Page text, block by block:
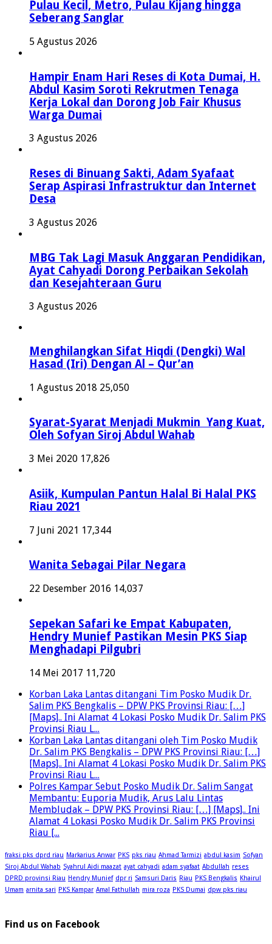
Pulau Kecil, Metro, Pulau Kijang hingga
Seberang Sanglar
5 Agustus 2026
Hampir Enam Hari Reses di Kota Dumai, H.
Abdul Kasim Soroti Rekrutmen Tenaga
Kerja Lokal dan Dorong Job Fair Khusus
Warga Dumai
3 Agustus 2026
Reses di Binuang Sakti, Adam Syafaat
Serap Aspirasi Infrastruktur dan Internet
Desa
3 Agustus 2026
MBG Tak Lagi Masuk Anggaran Pendidikan,
Ayat Cahyadi Dorong Perbaikan Sekolah
dan Kesejahteraan Guru
3 Agustus 2026
Menghilangkan Sifat Hiqdi (Dengki) Wal
Hasad (Iri) Dengan Al – Qur’an
1 Agustus 2018 25,050
Syarat-Syarat Menjadi Mukmin Yang Kuat,
Oleh Sofyan Siroj Abdul Wahab
3 Mei 2020 17,826
Asiik, Kumpulan Pantun Halal Bi Halal PKS
Riau 2021
7 Juni 2021 17,344
Wanita Sebagai Pilar Negara
22 Desember 2016 14,037
Sepekan Safari ke Empat Kabupaten,
Hendry Munief Pastikan Mesin PKS Siap
Menghadapi Pilgubri
14 Mei 2017 11,720
Korban Laka Lantas ditangani Tim Posko Mudik Dr.
Salim PKS Bengkalis – DPW PKS Provinsi Riau: […]
[Maps].. Ini Alamat 4 Lokasi Posko Mudik Dr. Salim PKS
Provinsi Riau L...
Korban Laka Lantas ditangani oleh Tim Posko Mudik
Dr. Salim PKS Bengkalis – DPW PKS Provinsi Riau: […]
[Maps].. Ini Alamat 4 Lokasi Posko Mudik Dr. Salim PKS
Provinsi Riau L...
Polres Kampar Sebut Posko Mudik Dr. Salim Sangat
Membantu: Euporia Mudik, Arus Lalu Lintas
Membludak – DPW PKS Provinsi Riau: […] [Maps].. Ini
Alamat 4 Lokasi Posko Mudik Dr. Salim PKS Provinsi
Riau [...
fraksi pks dprd riau Markarius Anwar PKS pks riau Ahmad Tarmizi abdul kasim Sofyan
Siroj Abdul Wahab Syahrul Aidi maazat ayat cahyadi adam syafaat Abdullah reses
DPRD provinsi Riau Hendry Munief dpr ri Samsuri Daris Riau PKS Bengkalis Khairul
Umam arnita sari PKS Kampar Amal Fathullah mira roza PKS Dumai dpw pks riau
Find us on Facebook